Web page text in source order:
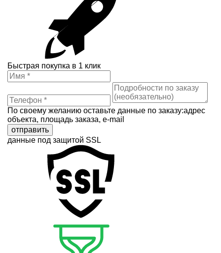
Быстрая покупка в 1 клик
По своему желанию оставьте данные по заказу:адрес
объекта, площадь заказа, e-mail
отправить
данные под защитой SSL